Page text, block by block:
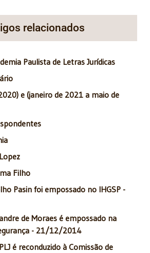
relacionados
Paulista de Letras Jurídicas
e (janeiro de 2021 a maio de
Filho
Pasin foi empossado no IHGSP -
de Moraes é empossado na
- 21/12/2014
é reconduzido à Comissão de